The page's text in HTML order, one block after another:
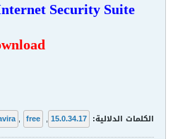
Security Suite
الكلمات الدلالية: 15.0.34.17
,
, free